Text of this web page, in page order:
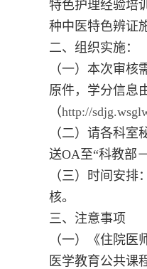
特色护理经验培
种中医特色辨证
二、组织实施：
（一）本次审
原件，学分信息
（http://
（二）请各科
送OA至“科教部
（三）时间安
核。
三、注意事项
（一）《住院
医学教育公共课